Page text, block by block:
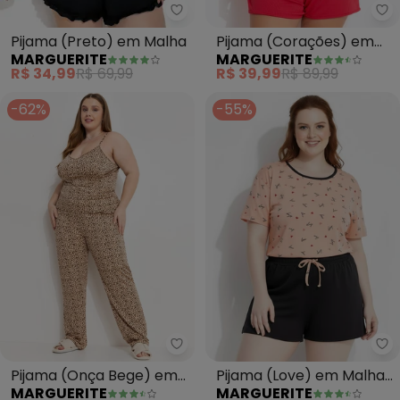
Marguerite - Pijama (Preto)
Pijama (Preto) em Malha
MARGUERITE
R$ 34,99R$ 69,99
Pijama (Corações) em
Malha Canelada
MARGUERITE
R$ 39,99R$ 89,99
-62%
Marguerite - Pijama (Onça
Pijama (Onça Bege) em
MARGUERITE
-55%
Pijama (Love) em Malha
MARGUERITE